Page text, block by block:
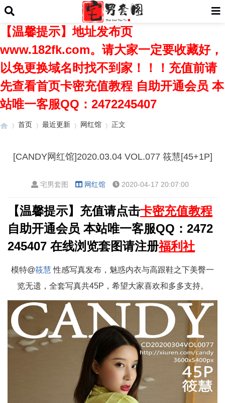
【温馨提示】地址发布页
www.182fk.com。请大家一定要收藏好，
以免更换域名时找不到家！！！充值前请
先查看首页卡密充值教程 自助开通会员 本
站唯一客服QQ：2472245407
首页 最近更新 网红馆 正文
[CANDY网红馆]2020.03.04 VOL.077 筱慧[45+1P]
宅男套图 网红馆 2020-04-17 20:07:00
【温馨提示】充值请点击卡密充值教程
自助开通会员 本站唯一客服QQ：2472
245407 在线浏览套图请注册福利社
模特@筱慧 性感写真发布，魅惑内衣与高跟鞋之下美臀一
览无遗，全套写真共45P，希望大家喜欢和多多支持。